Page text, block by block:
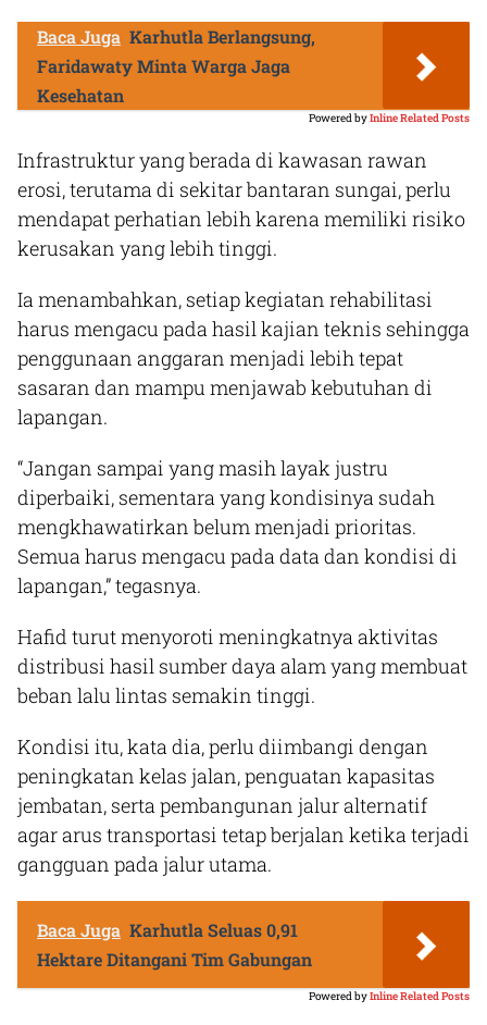
Baca Juga Karhutla Berlangsung,
Faridawaty Minta Warga Jaga
Kesehatan
Powered byInline Related Posts
Infrastruktur yang berada di kawasan rawan
erosi, terutama di sekitar bantaran sungai, perlu
mendapat perhatian lebih karena memiliki risiko
kerusakan yang lebih tinggi.
Ia menambahkan, setiap kegiatan rehabilitasi
harus mengacu pada hasil kajian teknis sehingga
penggunaan anggaran menjadi lebih tepat
sasaran dan mampu menjawab kebutuhan di
lapangan.
“Jangan sampai yang masih layak justru
diperbaiki, sementara yang kondisinya sudah
mengkhawatirkan belum menjadi prioritas.
Semua harus mengacu pada data dan kondisi di
lapangan,” tegasnya.
Hafid turut menyoroti meningkatnya aktivitas
distribusi hasil sumber daya alam yang membuat
beban lalu lintas semakin tinggi.
Kondisi itu, kata dia, perlu diimbangi dengan
peningkatan kelas jalan, penguatan kapasitas
jembatan, serta pembangunan jalur alternatif
agar arus transportasi tetap berjalan ketika terjadi
gangguan pada jalur utama.
Baca Juga Karhutla Seluas 0,91
Hektare Ditangani Tim Gabungan
Powered byInline Related Posts